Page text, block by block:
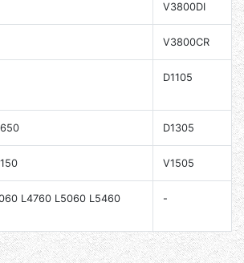
V3800DI
V3800CR
D1105
D1305
V1505
L4760 L5060 L5460
-